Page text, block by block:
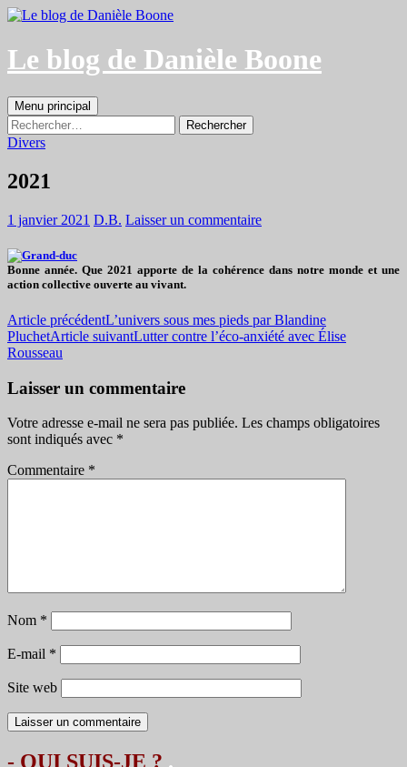
Aller
contenu
Le blog de Danièle Boone
Recherche
Menu principal
Rechercher :
Divers
2021
1 janvier 2021 D.B. Laisser un commentaire
Bonne année. Que 2021 apporte de la cohérence dans notre monde et une
action collective ouverte au vivant.
Navigation
des
Article précédentL’univers sous mes pieds par Blandine
PluchetArticle suivantLutter contre l’éco-anxiété avec Élise
Rousseau
Laisser un commentaire
Votre adresse e-mail ne sera pas publiée. Les champs obligatoires
sont indiqués avec *
Commentaire *
Nom *
E-mail *
Site web
- QUI SUIS-JE ? .